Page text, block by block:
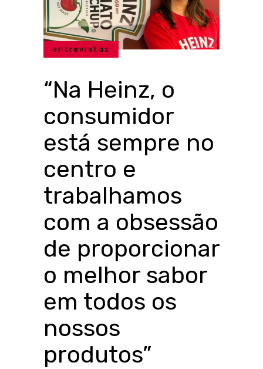
entrevistas
“Na Heinz, o
consumidor
está sempre no
centro e
trabalhamos
com a obsessão
de proporcionar
o melhor sabor
em todos os
nossos
produtos”